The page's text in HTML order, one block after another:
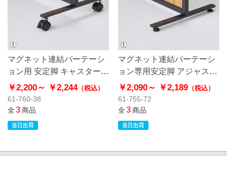
マグネット連結パーテーシ
ョン用 安定脚 キャスター付
き
￥2,200～ ￥2,244（税込）
61-760-38
全3商品
マグネット連結パーテーシ
ョン専用安定脚 アジャスタ
ー付き
￥2,090～ ￥2,189（税込）
61-755-72
全3商品